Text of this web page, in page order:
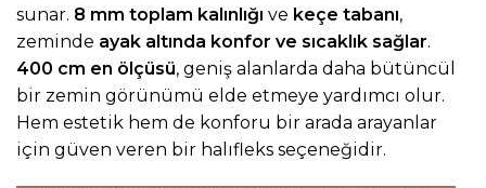
sunar. 8 mm toplam kalınlığı ve keçe tabanı,
zeminde ayak altında konfor ve sıcaklık sağlar.
400 cm en ölçüsü, geniş alanlarda daha bütüncül
bir zemin görünümü elde etmeye yardımcı olur.
Hem estetik hem de konforu bir arada arayanlar
için güven veren bir halıfleks seçeneğidir.